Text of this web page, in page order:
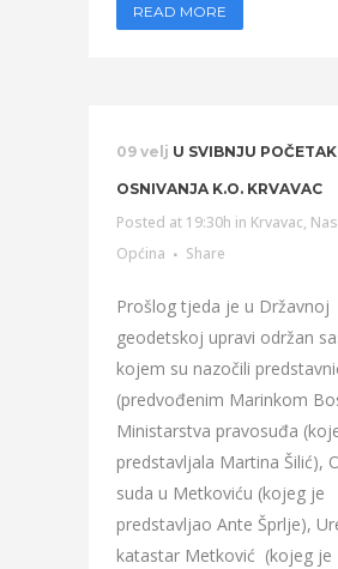
READ MORE
09 velj U SVIBNJU POČETAK
OSNIVANJA K.O. KRVAVAC
Posted at 19:30h in Krvavac,
Općina
Share
Prošlog tjeda je u Državnoj
geodetskoj upravi održan
kojem su nazočili
(predvođenim Marinkom
Ministarstva pravosuđa
predstavljala Martina Šilić),
suda u Metkoviću (kojeg je
predstavljao Ante Šprlje),
katastar Metković (kojeg je